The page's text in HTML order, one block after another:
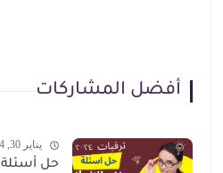
أفضل المشاركات
يناير 30, 2024
حل أسئلة